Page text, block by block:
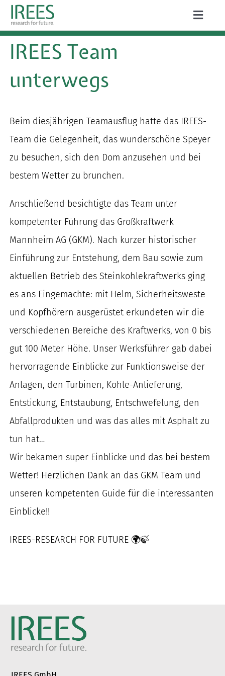
Zum
Inhalt
springen
Toggle
ÜBER UNS
AKTUELLES
PROJEKTE
PUBLIKATIONEN
Suche
nach:
IREES Team
unterwegs
Beim diesjährigen Teamausflug hatte das IREES-
Team die Gelegenheit, das wunderschöne Speyer
zu besuchen, sich den Dom anzusehen und bei
bestem Wetter zu brunchen.
Anschließend besichtigte das Team unter
kompetenter Führung das Großkraftwerk
Mannheim AG (GKM). Nach kurzer historischer
Einführung zur Entstehung, dem Bau sowie zum
aktuellen Betrieb des Steinkohlekraftwerks ging
es ans Eingemachte: mit Helm, Sicherheitsweste
und Kopfhörern ausgerüstet erkundeten wir die
verschiedenen Bereiche des Kraftwerks, von 0 bis
gut 100 Meter Höhe. Unser Werksführer gab dabei
hervorragende Einblicke zur Funktionsweise der
Anlagen, den Turbinen, Kohle-Anlieferung,
Entstickung, Entstaubung, Entschwefelung, den
Abfallprodukten und was das alles mit Asphalt zu
tun hat…
Wir bekamen super Einblicke und das bei bestem
Wetter! Herzlichen Dank an das GKM Team und
unseren kompetenten Guide für die interessanten
Einblicke!!
IREES-RESEARCH FOR FUTURE 🌍🍃